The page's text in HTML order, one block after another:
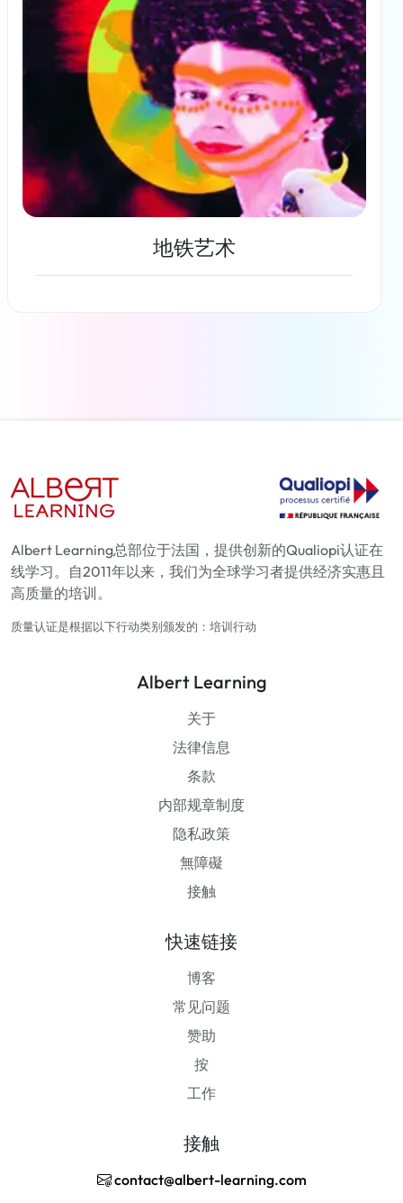
地铁艺术
Albert Learning总部位于法国，提供创新的Qualiopi认证在
线学习。自2011年以来，我们为全球学习者提供经济实惠且
高质量的培训。
质量认证是根据以下行动类别颁发的：培训行动
Albert Learning
关于
法律信息
条款
内部规章制度
隐私政策
無障礙
接触
快速链接
博客
常见问题
赞助
按
工作
接触
contact@albert-learning.com